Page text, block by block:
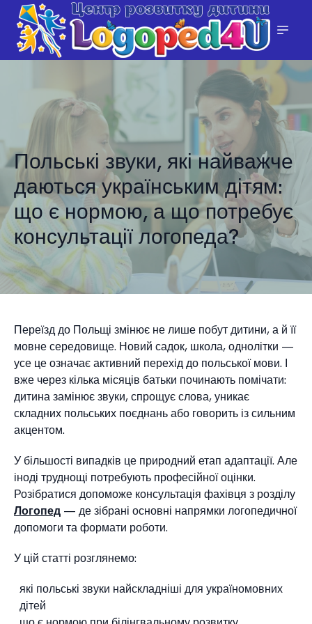
Польські звуки, які найважче
даються українським дітям:
що є нормою, а що потребує
консультації логопеда?
Переїзд до Польщі змінює не лише побут дитини, а й її
мовне середовище. Новий садок, школа, однолітки —
усе це означає активний перехід до польської мови. І
вже через кілька місяців батьки починають помічати:
дитина замінює звуки, спрощує слова, уникає
складних польських поєднань або говорить із сильним
акцентом.
У більшості випадків це природний етап адаптації. Але
іноді труднощі потребують професійної оцінки.
Розібратися допоможе консультація фахівця з розділу
Логопед — де зібрані основні напрямки логопедичної
допомоги та формати роботи.
У цій статті розглянемо:
які польські звуки найскладніші для україномовних
дітей